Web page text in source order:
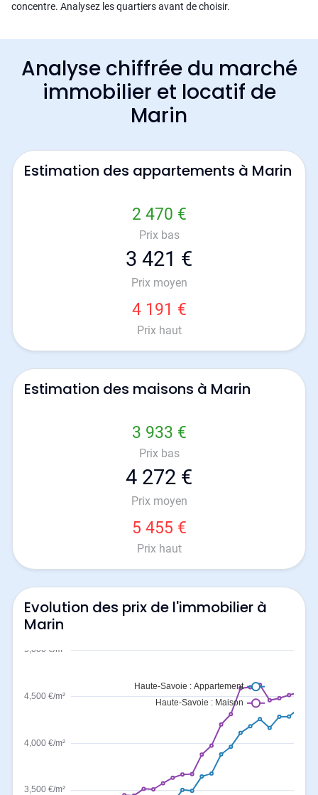
concentre. Analysez les quartiers avant de choisir.
Analyse chiffrée du marché
immobilier et locatif de
Marin
Estimation des appartements à Marin
2 470 €
Prix bas
3 421 €
Prix moyen
4 191 €
Prix haut
Estimation des maisons à Marin
3 933 €
Prix bas
4 272 €
Prix moyen
5 455 €
Prix haut
Evolution des prix de l'immobilier à
Marin